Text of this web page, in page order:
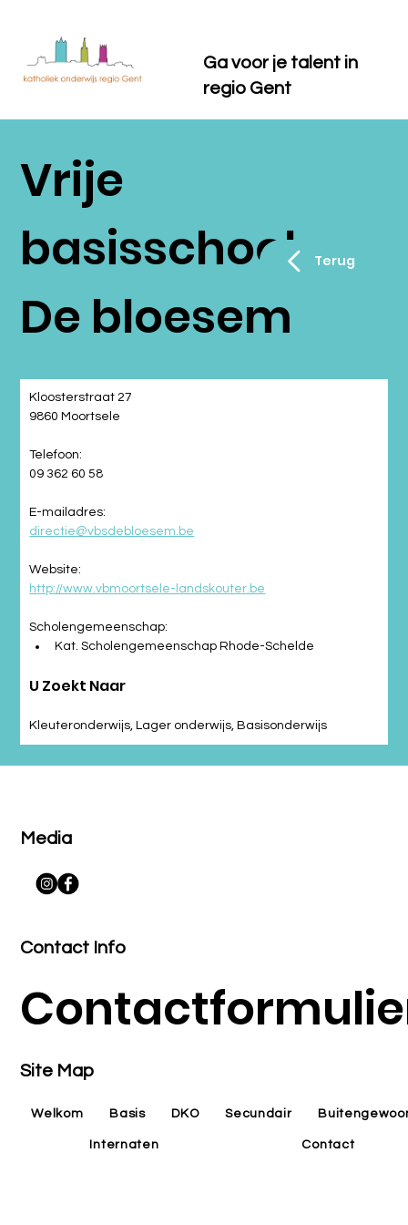
Ga voor je talent in
regio Gent
Vrije
basisschool
De bloesem
Kloosterstraat 27
9860 Moortsele
Telefoon:
09 362 60 58
E-mailadres:
directie@vbsdebloesem.be
Website:
http://www.vbmoortsele-landskouter.be
Scholengemeenschap:
Kat. Scholengemeenschap Rhode-Schelde
U Zoekt Naar
Kleuteronderwijs, Lager onderwijs, Basisonderwijs
Terug
Contact Info
Site Map
Welkom Basis DKO Secundair
Internaten Contact
Media